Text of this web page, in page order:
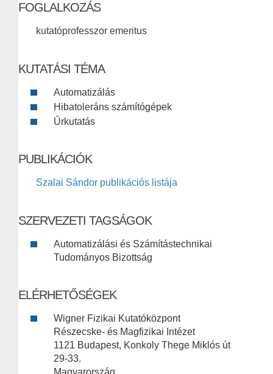
FOGLALKOZÁS
kutatóprofesszor emeritus
KUTATÁSI TÉMA
Automatizálás
Hibatoleráns számítógépek
Űrkutatás
PUBLIKÁCIÓK
Szalai Sándor publikációs listája
SZERVEZETI TAGSÁGOK
Automatizálási és Számítástechnikai
Tudományos Bizottság
ELÉRHETŐSÉGEK
Wigner Fizikai Kutatóközpont
Részecske- és Magfizikai Intézet
1121 Budapest, Konkoly Thege Miklós út
29-33.